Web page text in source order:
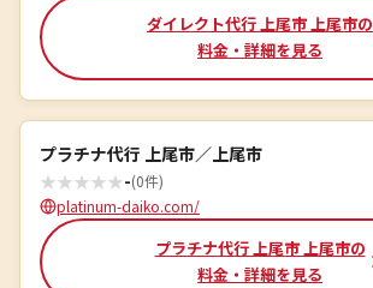
ダイレクト代行 上尾市 上尾市の
料金・詳細を見る
プラチナ代行 上尾市／上尾市
★★★★★-(0件)
platinum-daiko.com/
プラチナ代行 上尾市 上尾市の
料金・詳細を見る